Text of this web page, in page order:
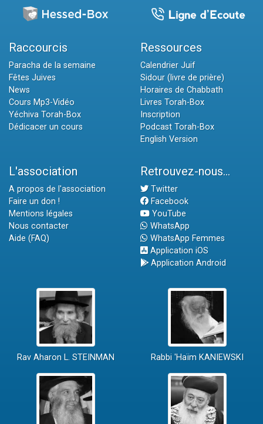
Raccourcis
Paracha de la semaine
Fêtes Juives
News
Cours Mp3-Vidéo
Yéchiva Torah-Box
Dédicacer un cours
Ressources
Calendrier Juif
Sidour (livre de prière)
Horaires de Chabbath
Livres Torah-Box
Inscription
Podcast Torah-Box
English Version
L'association
A propos de l'association
Faire un don !
Mentions légales
Nous contacter
Aide (FAQ)
Retrouvez-nous...
Twitter
Facebook
YouTube
WhatsApp
WhatsApp Femmes
Application iOS
Application Android
Rav Aharon L. STEINMAN Rabbi 'Haïm KANIEWSKI